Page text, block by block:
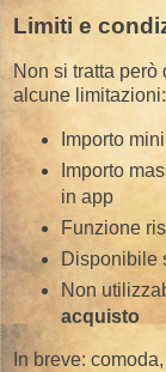
Limiti e
Non si tratta però
alcune limitazioni:
Importo
Importo
in app
Funzione
Disponibile
Non
acquisto
In breve: